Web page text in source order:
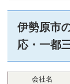
伊勢原市
応・一都
会社名